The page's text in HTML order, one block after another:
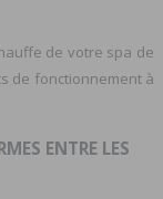
de votre spa de
de fonctionnement à
ENTRE LES